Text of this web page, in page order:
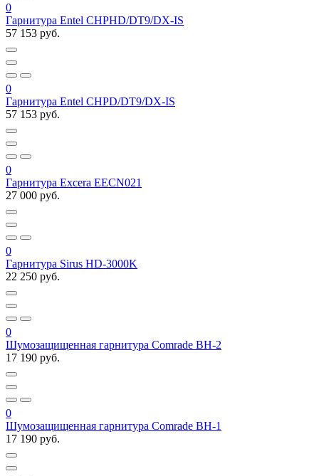
0
Гарнитура Entel CHPHD/DT9/DX-IS
57 153 руб.
0
Гарнитура Entel CHPD/DT9/DX-IS
57 153 руб.
0
Гарнитура Excera EECN021
27 000 руб.
0
Гарнитура Sirus HD-3000K
22 250 руб.
0
Шумозащищенная гарнитура Comrade BH-2
17 190 руб.
0
Шумозащищенная гарнитура Comrade BH-1
17 190 руб.